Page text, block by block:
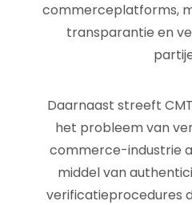
commerceplatforms,
transparantie en
Daarnaast streeft
het probleem van
commerce-industrie
middel van
verificatieprocedures